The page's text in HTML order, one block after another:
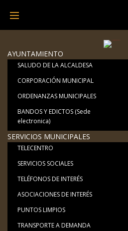
content
AYUNTAMIENTO
SALUDO DE LA ALCALDESA
CORPORACIÓN MUNICIPAL
ORDENANZAS MUNICIPALES
BANDOS Y EDICTOS (Sede
electronica)
SERVICIOS MUNICIPALES
TELECENTRO
SERVICIOS SOCIALES
TELÉFONOS DE INTERÉS
ASOCIACIONES DE INTERÉS
PUNTOS LIMPIOS
TRANSPORTE A DEMANDA